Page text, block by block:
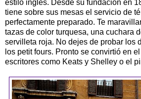
estilo inglés. Desde su fundación en
tiene sobre sus mesas el servicio de
perfectamente preparado. Te
tazas de color turquesa, una cuchara
servilleta roja. No dejes de probar los
los petit fours. Pronto se convirtió en
escritores como Keats y Shelley o el